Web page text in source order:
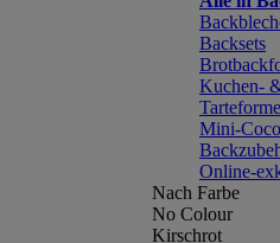
Backsets
Kuchen-
Mini-
Online-
Nach Farbe
No Colour
Kirschrot